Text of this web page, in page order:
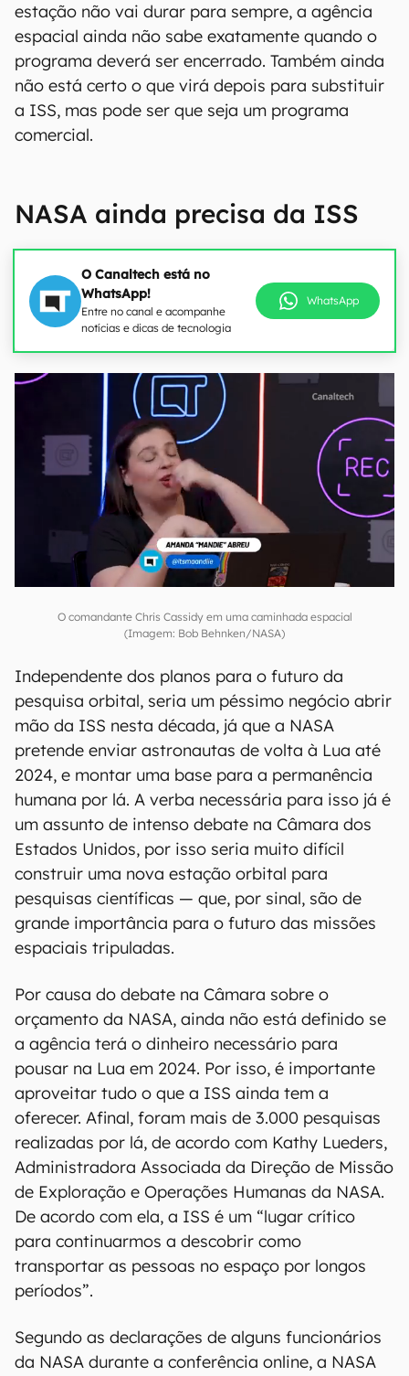
estação não vai durar para sempre, a agência
espacial ainda não sabe exatamente quando o
programa deverá ser encerrado. Também ainda
não está certo o que virá depois para substituir
a ISS, mas pode ser que seja um programa
comercial.
NASA ainda precisa da ISS
O Canaltech está no
WhatsApp!
Entre no canal e acompanhe
notícias e dicas de tecnologia
WhatsApp
O comandante Chris Cassidy em uma caminhada espacial
(Imagem: Bob Behnken/NASA)
Independente dos planos para o futuro da
pesquisa orbital, seria um péssimo negócio abrir
mão da ISS nesta década, já que a NASA
pretende enviar astronautas de volta à Lua até
2024, e montar uma base para a permanência
humana por lá. A verba necessária para isso já é
um assunto de intenso debate na Câmara dos
Estados Unidos, por isso seria muito difícil
construir uma nova estação orbital para
pesquisas científicas — que, por sinal, são de
grande importância para o futuro das missões
espaciais tripuladas.
Por causa do debate na Câmara sobre o
orçamento da NASA, ainda não está definido se
a agência terá o dinheiro necessário para
pousar na Lua em 2024. Por isso, é importante
aproveitar tudo o que a ISS ainda tem a
oferecer. Afinal, foram mais de 3.000 pesquisas
realizadas por lá, de acordo com Kathy Lueders,
Administradora Associada da Direção de Missão
de Exploração e Operações Humanas da NASA.
De acordo com ela, a ISS é um “lugar crítico
para continuarmos a descobrir como
transportar as pessoas no espaço por longos
períodos”.
Segundo as declarações de alguns funcionários
da NASA durante a conferência online, a NASA